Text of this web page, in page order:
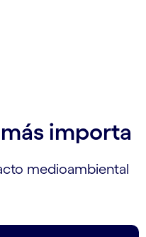
importa
medioambiental